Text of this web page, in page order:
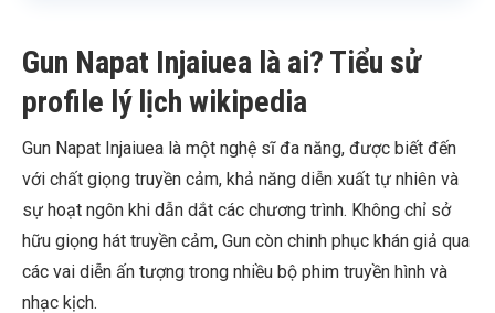
Gun Napat Injaiuea là ai? Tiểu sử
profile lý lịch wikipedia
Gun Napat Injaiuea là một nghệ sĩ đa năng, được biết đến
với chất giọng truyền cảm, khả năng diễn xuất tự nhiên và
sự hoạt ngôn khi dẫn dắt các chương trình. Không chỉ sở
hữu giọng hát truyền cảm, Gun còn chinh phục khán giả qua
các vai diễn ấn tượng trong nhiều bộ phim truyền hình và
nhạc kịch.